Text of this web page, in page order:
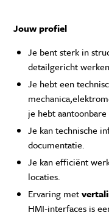
Jouw profiel
Je bent sterk in
detailgericht
Je hebt een
je hebt
Je kan technische
documentatie.
Je kan efficiënt
locaties.
Ervaring met
HMI‑interfaces is